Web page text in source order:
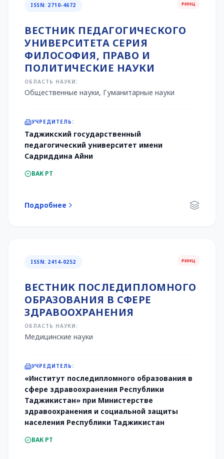
ISSN: 2710-4672 РИНЦ
ВЕСТНИК ПЕДАГОГИЧЕСКОГО
УНИВЕРСИТЕТА СЕРИЯ
ФИЛОСОФИЯ, ПРАВО И
ПОЛИТИЧЕСКИЕ НАУКИ
ОБЛАСТЬ НАУКИ:
Общественные науки, Гуманитарные науки
УЧРЕДИТЕЛЬ:
Таджикский государственный
педагогический университет имени
Садриддина Айни
ВАК РТ
Подробнее
ISSN: 2414-0252 РИНЦ
ВЕСТНИК ПОСЛЕДИПЛОМНОГО
ОБРАЗОВАНИЯ В СФЕРЕ
ЗДРАВООХРАНЕНИЯ
ОБЛАСТЬ НАУКИ:
Медицинские науки
УЧРЕДИТЕЛЬ:
«Институт последипломного образования в
сфере здравоохранения Республики
Таджикистан» при Министерстве
здравоохранения и социальной защиты
населения Республики Таджикистан
ВАК РТ